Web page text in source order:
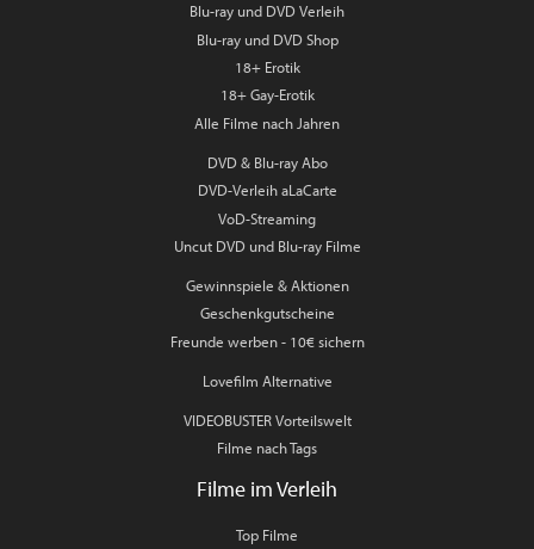
Blu-ray und DVD Verleih
Blu-ray und DVD Shop
18+ Erotik
18+ Gay-Erotik
Alle Filme nach Jahren
DVD & Blu-ray Abo
DVD-Verleih aLaCarte
VoD-Streaming
Uncut DVD und Blu-ray Filme
Gewinnspiele & Aktionen
Geschenkgutscheine
Freunde werben - 10€ sichern
Lovefilm Alternative
VIDEOBUSTER Vorteilswelt
Filme nach Tags
Filme im Verleih
Top Filme